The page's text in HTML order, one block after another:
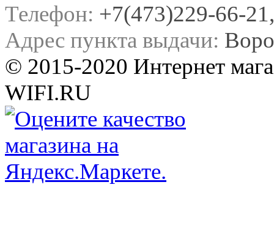
Телефон: +7(473)229-66-
Адрес пункта выдачи:
© 2015-2020 Интернет
WIFI.RU